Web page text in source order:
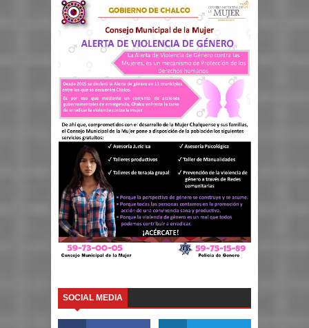
SOCIAL MEDIA